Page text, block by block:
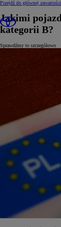
Przejdź do głównej zawartości
Jakimi
kategorii B?
Sprawdźmy to szczegółowo